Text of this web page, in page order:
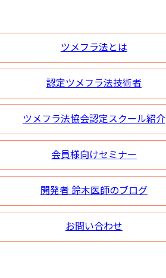
ツメフラ法とは
認定ツメフラ法技術者
ツメフラ法協会認定スクール紹介
会員様向けセミナー
開発者 鈴木医師のブログ
お問い合わせ